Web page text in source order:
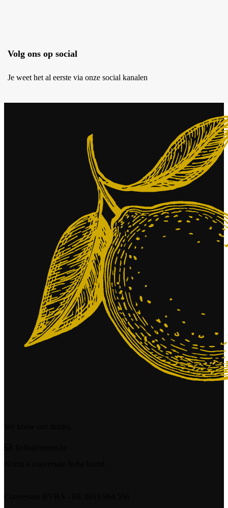
Volg ons op social
Je weet het al eerste via onze social kanalen